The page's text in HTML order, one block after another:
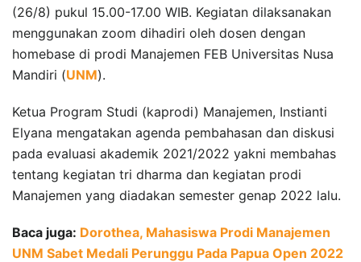
(26/8) pukul 15.00-17.00 WIB. Kegiatan dilaksanakan
menggunakan zoom dihadiri oleh dosen dengan
homebase di prodi Manajemen FEB Universitas Nusa
Mandiri (UNM).
Ketua Program Studi (kaprodi) Manajemen, Instianti
Elyana mengatakan agenda pembahasan dan diskusi
pada evaluasi akademik 2021/2022 yakni membahas
tentang kegiatan tri dharma dan kegiatan prodi
Manajemen yang diadakan semester genap 2022 lalu.
Baca juga: Dorothea, Mahasiswa Prodi Manajemen
UNM Sabet Medali Perunggu Pada Papua Open 2022